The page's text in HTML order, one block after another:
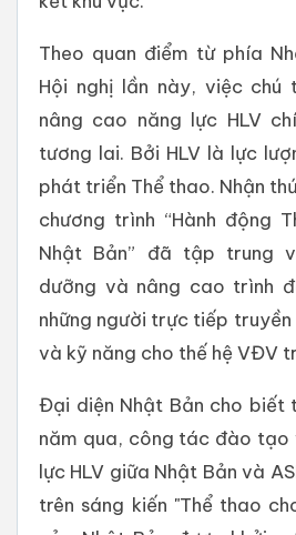
Theo quan điểm từ phía
Hội nghị lần này, việc
nâng cao năng lực HLV
tương lai. Bởi HLV là lực
phát triển Thể thao. Nhận
chương trình “Hành động
Nhật Bản” đã tập trung
dưỡng và nâng cao trình
những người trực tiếp
và kỹ năng cho thế hệ VĐV
Đại diện Nhật Bản cho biết
năm qua, công tác đào tạo
lực HLV giữa Nhật Bản và
trên sáng kiến ​​"Thể thao